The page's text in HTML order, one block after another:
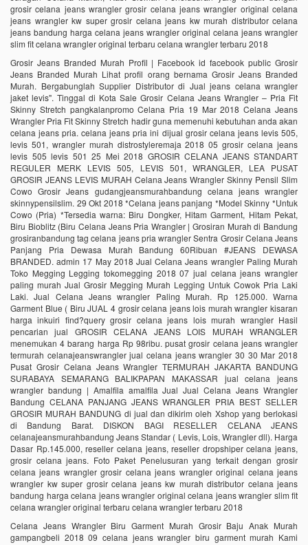
grosir celana jeans wrangler grosir celana jeans wrangler original celana
jeans wrangler kw super grosir celana jeans kw murah distributor celana
jeans bandung harga celana jeans wrangler original celana jeans wrangler
slim fit celana wrangler original terbaru celana wrangler terbaru 2018
Grosir Jeans Branded Murah Profil | Facebook id facebook public Grosir
Jeans Branded Murah Lihat profil orang bernama Grosir Jeans Branded
Murah. Bergabunglah Supplier Distributor di Jual jeans celana wrangler
jaket levis". Tinggal di Kota Sale Grosir Celana Jeans Wrangler – Pria Fit
Skinny Stretch pangkalanpromo Celana Pria 19 Mar 2018 Celana Jeans
Wrangler Pria Fit Skinny Stretch hadir guna memenuhi kebutuhan anda akan
celana jeans pria. celana jeans pria ini dijual grosir celana jeans levis 505,
levis 501, wrangler murah distrostyleremaja 2018 05 grosir celana jeans
levis 505 levis 501 25 Mei 2018 GROSIR CELANA JEANS STANDART
REGULER MERK LEVIS 505, LEVIS 501, WRANGLER, LEA PUSAT
GROSIR JEANS LEVIS MURAH Celana Jeans Wrangler Skinny Pensil Slim
Cowo Grosir Jeans gudangjeansmurahbandung celana jeans wrangler
skinnypensilslim. 29 Okt 2018 *Celana jeans panjang *Model Skinny *Untuk
Cowo (Pria) *Tersedia warna: Biru Dongker, Hitam Garment, Hitam Pekat,
Biru Bioblitz (Biru Celana Jeans Pria Wrangler | Grosiran Murah di Bandung
grosiranbandung tag celana jeans pria wrangler Sentra Grosir Celana Jeans
Panjang Pria Dewasa Murah Bandung 60Ribuan #JEANS DEWASA
BRANDED. admin 17 May 2018 Jual Celana Jeans wrangler Paling Murah
Toko Megging Legging tokomegging 2018 07 jual celana jeans wrangler
paling murah Jual Grosir Megging Murah Legging Untuk Cowok Pria Laki
Laki. Jual Celana Jeans wrangler Paling Murah. Rp 125.000. Warna
Garment Blue ( Biru JUAL 4 grosir celana jeans lois murah wrangler kisaran
harga inkuiri find?query grosir celana jeans lois murah wrangler Hasil
pencarian jual GROSIR CELANA JEANS LOIS MURAH WRANGLER
menemukan 4 barang harga Rp 98ribu. pusat grosir celana jeans wrangler
termurah celanajeanswrangler jual celana jeans wrangler 30 30 Mar 2018
Pusat Grosir Celana Jeans Wrangler TERMURAH JAKARTA BANDUNG
SURABAYA SEMARANG BALIKPAPAN MAKASSAR jual celana jeans
wrangler bandung | Amalfila amalfila Jual Jual Celana Jeans Wrangler
Bandung CELANA PANJANG JEANS WRANGLER PRIA BEST SELLER
GROSIR MURAH BANDUNG di jual dan dikirim oleh Xshop yang berlokasi
di Bandung Barat. DISKON BAGI RESELLER CELANA JEANS
celanajeansmurahbandung Jeans Standar ( Levis, Lois, Wrangler dll). Harga
Dasar Rp.145.000, reseller celana jeans, reseller dropshiper celana jeans,
grosir celana jeans. Foto Paket Penelusuran yang terkait dengan grosir
celana jeans wrangler grosir celana jeans wrangler original celana jeans
wrangler kw super grosir celana jeans kw murah distributor celana jeans
bandung harga celana jeans wrangler original celana jeans wrangler slim fit
celana wrangler original terbaru celana wrangler terbaru 2018
Celana Jeans Wrangler Biru Garment Murah Grosir Baju Anak Murah
gampangbeli 2018 09 celana jeans wrangler biru garment murah Kami